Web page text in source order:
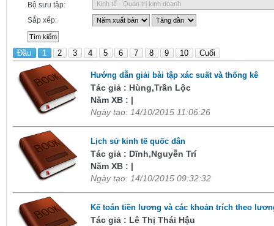
Bộ sưu tập:
Sắp xếp:
Đầu 1 2 3 4 5 6 7 8 9 10 Cuối
Hướng dẫn giải bài tập xác suất và thống kê
Tác giả : Hùng,Trần Lộc
Năm XB : |
Ngày tạo: 14/10/2015 11:06:26
Lịch sử kinh tế quốc dân
Tác giả : Dĩnh,Nguyễn Trí
Năm XB : |
Ngày tạo: 14/10/2015 09:32:32
Kế toán tiền lương và các khoản trích theo
Tác giả : Lê Thị Thái Hậu